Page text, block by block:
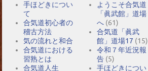
手ほどきについ
て
合気道初心者の
稽古方法
気の流れと和合
合気道における
習熟とは
合気道人生
ようこそ合気道
「眞武館」道場
へ (61)
合気道「眞武
館」道場17 (15)
令和７年近況報
告 (5)
手ほどきについ